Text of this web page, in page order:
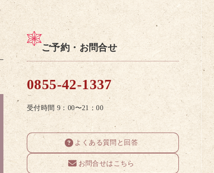
ご予約・お問合せ
0855-42-1337
受付時間 9：00〜21：00
よくある質問と回答
お問合せはこちら